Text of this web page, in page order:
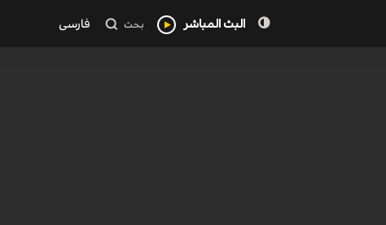
البث المباشر بحث فارسی